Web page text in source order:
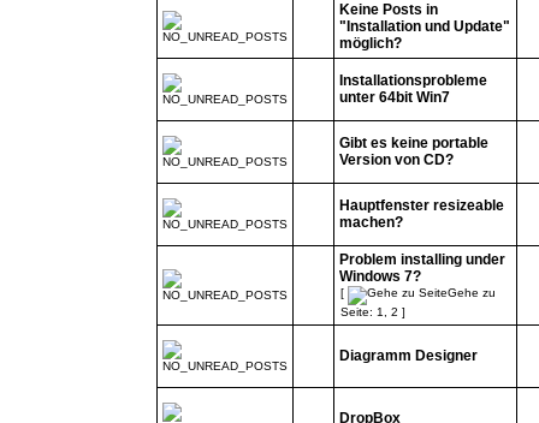
Keine Posts in
"Installation und Update"
möglich?
Installationsprobleme
unter 64bit Win7
Gibt es keine portable
Version von CD?
Hauptfenster resizeable
machen?
Problem installing under
Windows 7?
[
Gehe zu
Seite: 1 2 ]
Diagramm Designer
DropBox